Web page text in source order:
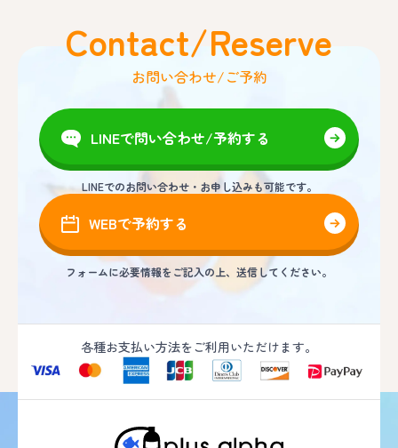
Contact/Reserve
お問い合わせ/ご予約
LINEで問い合わせ/予約する
LINEでのお問い合わせ・お申し込みも可能です。
WEBで予約する
フォームに必要情報をご記入の上、送信してください。
各種お支払い方法をご利用いただけます。